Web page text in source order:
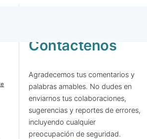
Contáctenos
Agradecemos tus comentarios y
palabras amables. No dudes en
enviarnos tus colaboraciones,
sugerencias y reportes de errores,
incluyendo cualquier
preocupación de seguridad.